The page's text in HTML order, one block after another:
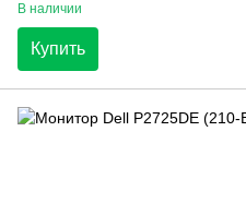
В наличии
Купить